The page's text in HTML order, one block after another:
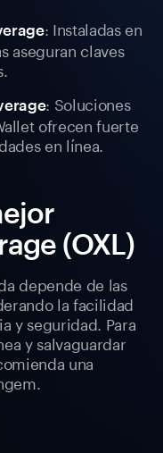
: Instaladas en
aseguran claves
: Soluciones
ofrecen fuerte
en línea.
(OXL)
depende de las
la facilidad
y seguridad. Para
y salvaguardar
una